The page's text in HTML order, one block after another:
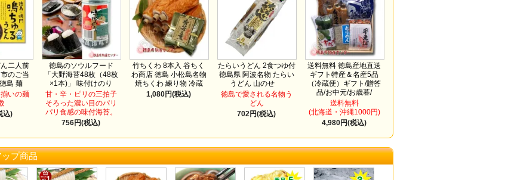
二人前
市のご当
島 麺
いの麺
込)
徳島のソウルフード
「大野海苔48枚（48枚
×1本)」 味付けのり
甘・辛・ピリの三拍子
そろった濃い目のパリ
パリ食感の味付海苔。
756円(税込)
竹ちくわ 8本入 谷ちく
わ商店 徳島 小松島名物
焼ちくわ 練り物 冷蔵
1,080円(税込)
たらいうどん 2食つゆ付
徳島県 阿波名物 たらい
うどん 山のせ
徳島で愛される名物う
どん
702円(税込)
送料無料 徳島産地直送
ギフト特産＆名産5品
（冷蔵便）ギフト/贈答
品/お中元/お歳暮/
送料無料
(北海道・沖縄1000円)
4,980円(税込)
プ商品